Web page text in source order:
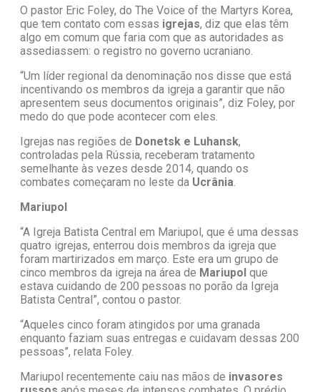
O pastor Eric Foley, do The Voice of the Martyrs Korea,
que tem contato com essas igrejas, diz que elas têm
algo em comum que faria com que as autoridades as
assediassem: o registro no governo ucraniano.
“Um líder regional da denominação nos disse que está
incentivando os membros da igreja a garantir que não
apresentem seus documentos originais”, diz Foley, por
medo do que pode acontecer com eles.
Igrejas nas regiões de Donetsk e Luhansk,
controladas pela Rússia, receberam tratamento
semelhante às vezes desde 2014, quando os
combates começaram no leste da Ucrânia.
Mariupol
“A Igreja Batista Central em Mariupol, que é uma dessas
quatro igrejas, enterrou dois membros da igreja que
foram martirizados em março. Este era um grupo de
cinco membros da igreja na área de Mariupol que
estava cuidando de 200 pessoas no porão da Igreja
Batista Central”, contou o pastor.
“Aqueles cinco foram atingidos por uma granada
enquanto faziam suas entregas e cuidavam dessas 200
pessoas”, relata Foley.
Mariupol recentemente caiu nas mãos de invasores